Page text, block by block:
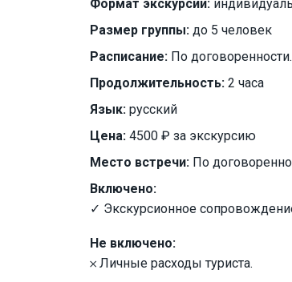
Формат экскурсии:
Размер группы: до 5 человек
Расписание: По
Продолжительность: 2 часа
Язык: русский
Цена: 4500 ₽ за экскурсию
Место встречи: По
Включено:
✓ Экскурсионное
Не включено:
𐄂 Личные расходы туриста.